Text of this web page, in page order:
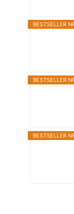
BESTSELLER
BESTSELLER
BESTSELLER